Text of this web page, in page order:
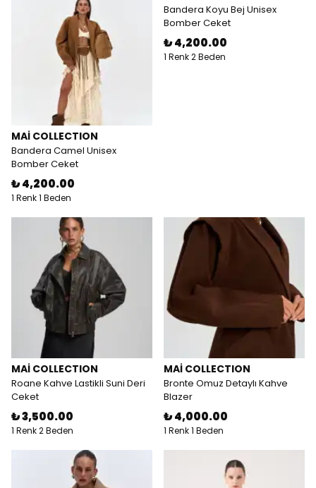
MAİ COLLECTION
Bandera Camel Unisex
Bomber Ceket
₺ 4,200.00
1 Renk 1 Beden
Bandera Koyu Bej Unisex
Bomber Ceket
₺ 4,200.00
1 Renk 2 Beden
MAİ COLLECTION
Roane Kahve Lastikli Suni Deri
Ceket
₺ 3,500.00
1 Renk 2 Beden
MAİ COLLECTION
Bronte Omuz Detaylı Kahve
Blazer
₺ 4,000.00
1 Renk 1 Beden